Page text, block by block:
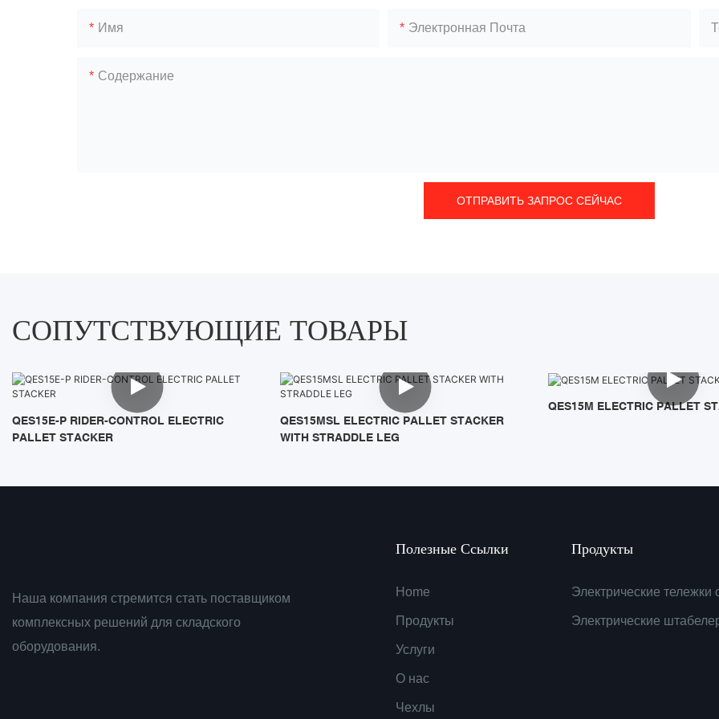
Имя Электронная Почта
Содержание
ОТПРАВИТЬ ЗАПРОС СЕЙЧАС
СОПУТСТВУЮЩИЕ ТОВАРЫ
QES15E-P RIDER-CONTROL ELECTRIC
PALLET STACKER
QES15MSL ELECTRIC PALLET STACKER
WITH STRADDLE LEG
QES15M ELECTRIC PALLET
Наша компания стремится стать поставщиком
комплексных решений для складского
оборудования.
Полезные Ссылки
Home
Продукты
Услуги
О нас
Чехлы
Продукты
Электрические тележки
Электрические